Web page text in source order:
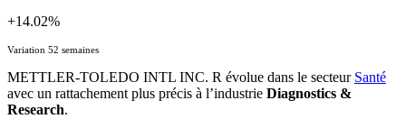
+14.02%
Variation 52 semaines
METTLER-TOLEDO INTL INC. R évolue dans le secteur Santé
avec un rattachement plus précis à l’industrie Diagnostics &
Research.